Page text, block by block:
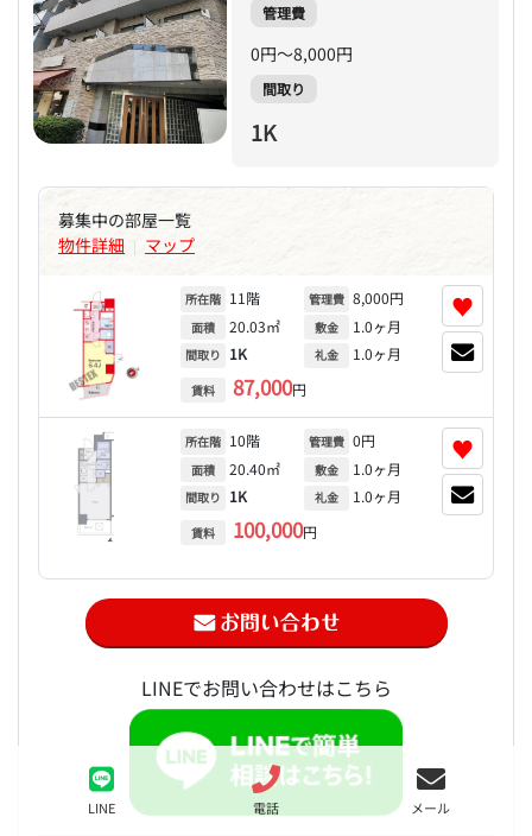
LINE 電話 メール
管理費
0円～8,000円
間取り
1K
募集中の部屋一覧
物件詳細 | マップ
所在階 11階
面積 20.03㎡
間取り 1K
賃料 87,000円
管理費 8,000円
敷金 1.0ヶ月
礼金 1.0ヶ月
♥
所在階 10階
面積 20.40㎡
間取り 1K
賃料 100,000円
管理費 0円
敷金 1.0ヶ月
礼金 1.0ヶ月
♥
LINEでお問い合わせはこちら